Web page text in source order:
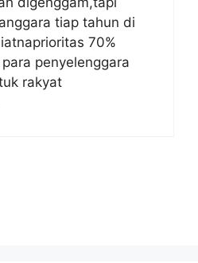
tiap tahun di
70%
penyelenggara
rakyat